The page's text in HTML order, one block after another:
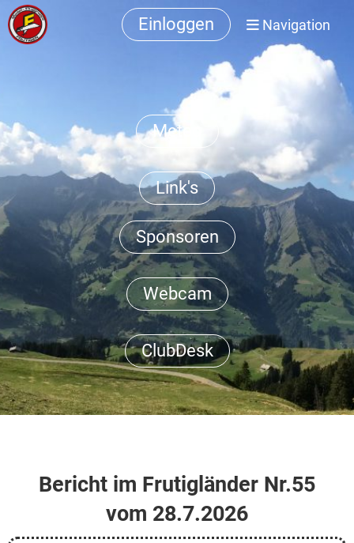
Einloggen Navigation
Meteo
Link's
Sponsoren
Webcam
ClubDesk
Bericht im Frutigländer Nr.55
vom 28.7.2026